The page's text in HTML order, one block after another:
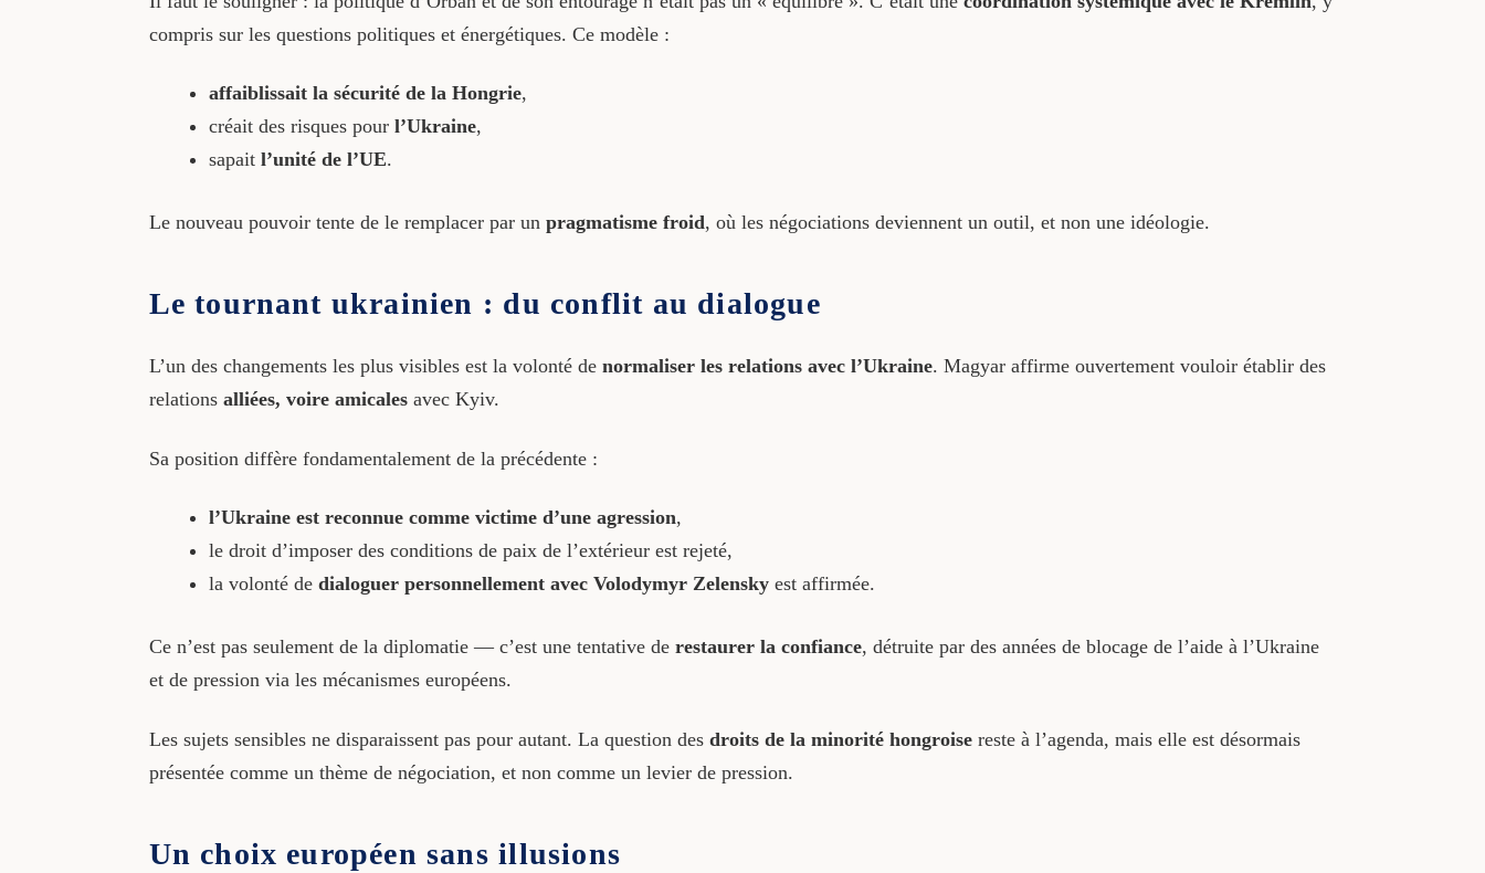
compris sur les questions politiques et énergétiques. Ce modèle :
affaiblissait la sécurité de la Hongrie,
créait des risques pour l’Ukraine,
sapait l’unité de l’UE.
Le nouveau pouvoir tente de le remplacer par un pragmatisme froid, où les négociations deviennent un outil, et non une idéologie.
Le tournant ukrainien : du conflit au dialogue
L’un des changements les plus visibles est la volonté de normaliser les relations avec l’Ukraine. Magyar affirme ouvertement vouloir établir des
relations alliées, voire amicalesavec Kyiv.
Sa position diffère fondamentalement de la précédente :
l’Ukraine est reconnue comme victime d’une agression,
le droit d’imposer des conditions de paix de l’extérieur est rejeté,
la volonté de dialoguer personnellement avec Volodymyr Zelenskyest affirmée.
Ce n’est pas seulement de la diplomatie — c’est une tentative de restaurer la confiance, détruite par des années de blocage de l’aide à l’Ukraine
et de pression via les mécanismes européens.
Les sujets sensibles ne disparaissent pas pour autant. La question des droits de la minorité hongroisereste à l’agenda, mais elle est désormais
présentée comme un thème de négociation, et non comme un levier de pression.
Un choix européen sans illusions